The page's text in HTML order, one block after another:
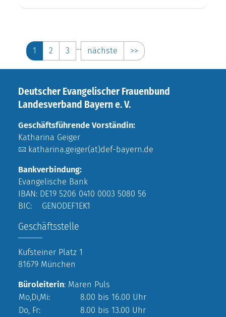
1 2 3 … nächste >>
Deutscher Evangelischer Frauenbund
Landesverband Bayern e. V.
Geschäftsführende Vorständin:
Katharina Geiger
katharina.geiger(at)def-bayern.de
Bankverbindung:
Evangelische Bank
IBAN: DE19 5206 0410 0003 5080 56
BIC: GENODEF1EK1
Geschäftsstelle
Kufsteiner Platz 1
81679 München
Büroleiterin: Maren Puls
Mo,Di,Mi:
8.00 bis 16.00 Uhr
Do, Fr:
8.00 bis 13.00 Uhr